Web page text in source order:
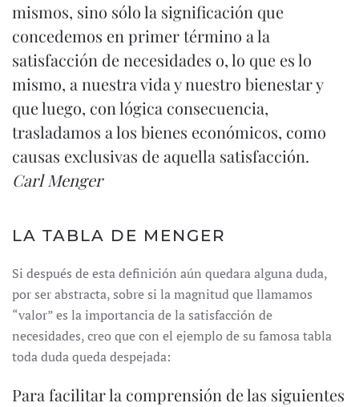
mismos, sino sólo la significación que
concedemos en primer término a la
satisfacción de necesidades o, lo que es lo
mismo, a nuestra vida y nuestro bienestar y
que luego, con lógica consecuencia,
trasladamos a los bienes económicos, como
causas exclusivas de aquella satisfacción.
Carl Menger
LA TABLA DE MENGER
Si después de esta definición aún quedara alguna duda,
por ser abstracta, sobre si la magnitud que llamamos
“valor” es la importancia de la satisfacción de
necesidades, creo que con el ejemplo de su famosa tabla
toda duda queda despejada:
Para facilitar la comprensión de las siguientes